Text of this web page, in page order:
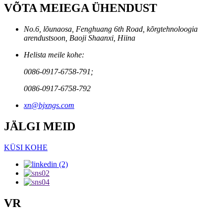
VÕTA MEIEGA ÜHENDUST
No.6, lõunaosa, Fenghuang 6th Road, kõrgtehnoloogia
arendustsoon, Baoji Shaanxi, Hiina
Helista meile kohe:
0086-0917-6758-791;
0086-0917-6758-792
xn@bjxngs.com
JÄLGI MEID
KÜSI KOHE
VR